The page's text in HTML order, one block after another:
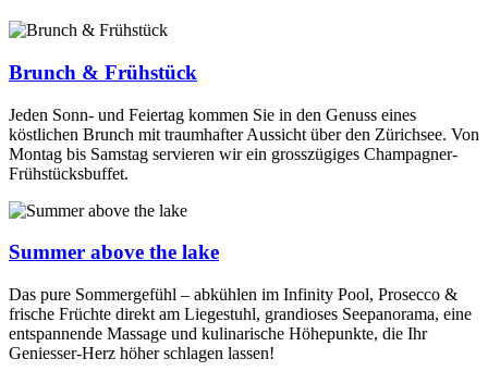
Brunch & Frühstück
Jeden Sonn- und Feiertag kommen Sie in den Genuss eines
köstlichen Brunch mit traumhafter Aussicht über den Zürichsee. Von
Montag bis Samstag servieren wir ein grosszügiges Champagner-
Frühstücksbuffet.
Summer above the lake
Das pure Sommergefühl – abkühlen im Infinity Pool, Prosecco &
frische Früchte direkt am Liegestuhl, grandioses Seepanorama, eine
entspannende Massage und kulinarische Höhepunkte, die Ihr
Geniesser-Herz höher schlagen lassen!